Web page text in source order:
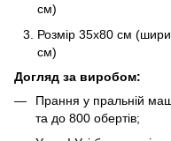
см)
Розмір 35х80 см
см)
Догляд за виробом:
Прання у пральній
та до 800 обертів;